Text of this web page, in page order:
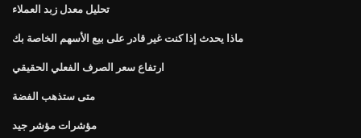
تحليل معدل زبد العملاء
ماذا يحدث إذا كنت غير قادر على بيع الأسهم الخاصة بك
ارتفاع سعر الصرف الفعلي الحقيقي
متى ستذهب الفضة
مؤشرات مؤشر جيد